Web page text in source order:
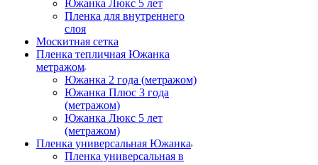
Южанка Люкс 5 лет
Пленка для внутреннего
слоя
Москитная сетка
Пленка тепличная Южанка
метражом
Южанка 2 года (метражом)
Южанка Плюс 3 года
(метражом)
Южанка Люкс 5 лет
(метражом)
Пленка универсальная Южанка
Пленка универсальная в